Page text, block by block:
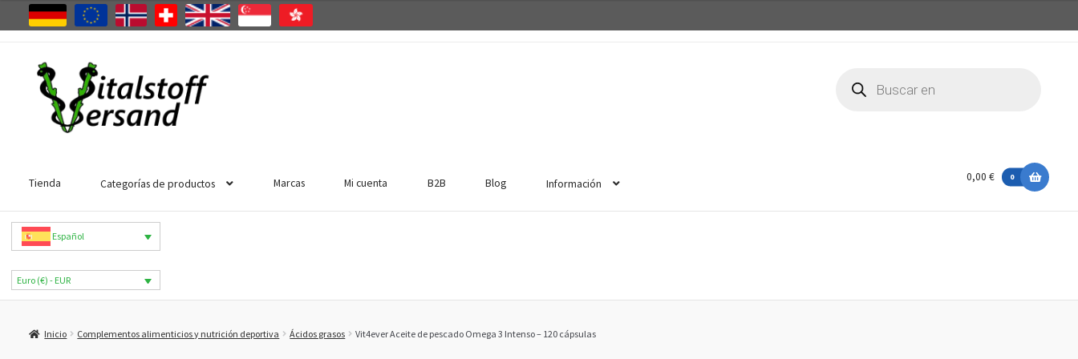
navegación
contenido
productos
Tienda Categorías de productos Marcas Mi cuenta B2B Blog Información
0,00 € 0
Español
Euro (€) - EUR
Inicio Complementos alimenticios y nutrición deportiva Ácidos grasos Vit4ever Aceite de pescado Omega 3 Intenso – 120 cápsulas